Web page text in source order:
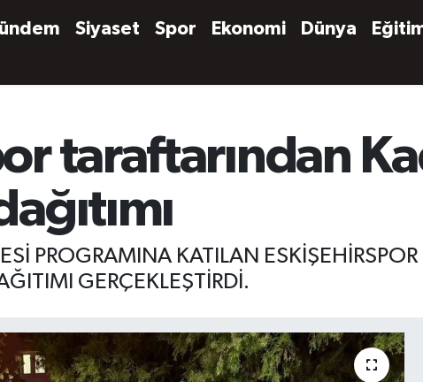
Siyaset Spor Ekonomi Dünya
taraftarından
PROGRAMINA KATILAN ESKİŞEHİRSPOR
GERÇEKLEŞTİRDİ.